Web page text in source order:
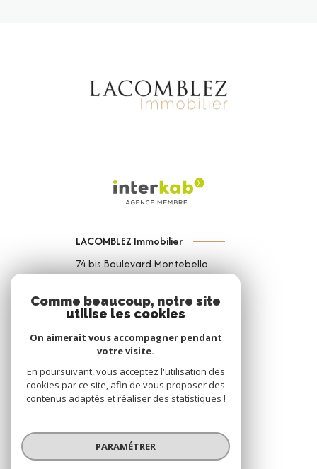
LACOMBLEZ Immobilier
74 bis Boulevard Montebello
03 74 44 95 81
contact@lacomblezimmobilier.com
NOS RÉSEAUX
Comme beaucoup, notre site
utilise les cookies
On aimerait vous accompagner pendant
votre visite.
En poursuivant, vous acceptez l'utilisation des
cookies par ce site, afin de vous proposer des
contenus adaptés et réaliser des statistiques !
PARAMÉTRER